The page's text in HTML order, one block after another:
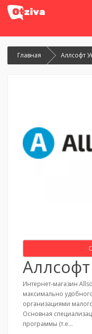
Главная Аллсофт
Интернет-магазин
максимально
организациями
Основная
программы (т.е…